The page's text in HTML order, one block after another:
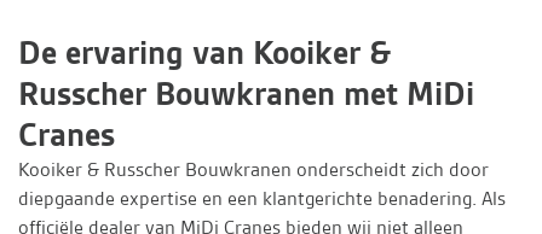
De ervaring van Kooiker &
Russcher Bouwkranen met MiDi
Cranes
Kooiker & Russcher Bouwkranen onderscheidt zich door
diepgaande expertise en een klantgerichte benadering. Als
officiële dealer van MiDi Cranes bieden wij niet alleen